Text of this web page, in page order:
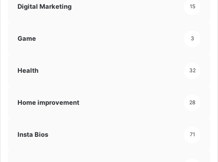
Digital Marketing 15
Game 3
Health 32
Home improvement 28
Insta Bios 71